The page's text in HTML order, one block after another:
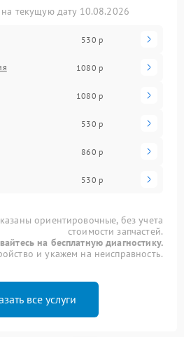
текущую дату 10.08.2026
530 р
1080 р
1080 р
530 р
860 р
530 р
ориентировочные, без учета
стоимости запчастей.
на бесплатную диагностику.
и укажем на неисправность.
все услуги